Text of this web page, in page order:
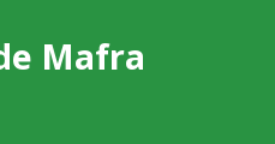
Mafra